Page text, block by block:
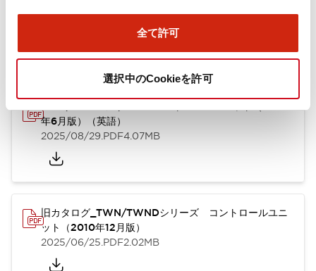
全て許可
選択中のCookieを許可
年6月版）（日本語）
4.92MB
年6月版）（英語）
2025/08/29.PDF4.07MB
旧カタログ_TWN/TWNDシリーズ コントロールユニ
ット（2010年12月版）
2025/06/25.PDF2.02MB